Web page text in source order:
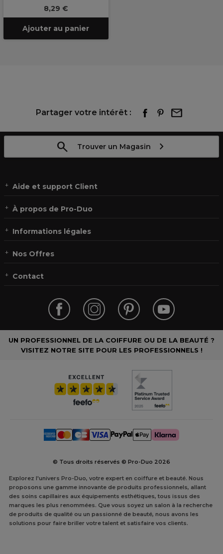
8,29 €
Ajouter au panier
Partager votre intérêt :
Trouver un Magasin
Aide et support Client
À propos de Pro-Duo
Informations légales
Nos Offres
Contact
UN PROFESSIONNEL DE LA COIFFURE OU DE LA BEAUTÉ ?
VISITEZ NOTRE SITE POUR LES PROFESSIONNELS !
© Tous droits réservés © Pro-Duo 2026
Explorez l'univers Pro-Duo, votre expert en coiffure et beauté. Nous
proposons une gamme innovante de produits professionnels, allant
des soins capillaires aux équipements esthétiques, tous issus des
marques les plus renommées. Que vous soyez un salon à la recherche
de produits de qualité ou un passionné de beauté, nous avons les
solutions pour faire briller votre talent et satisfaire vos clients.